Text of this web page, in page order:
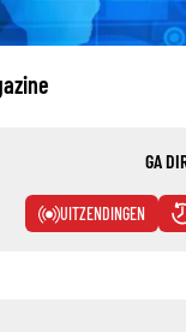
GA
UITZENDINGEN